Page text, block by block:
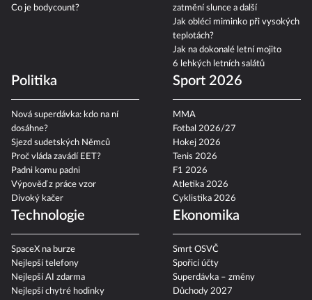
Co je bodycount?
zatmění slunce a další
Jak obléci miminko při vysokých
teplotách?
Jak na dokonalé letní mojito
6 lehkých letních salátů
Politika
Nová superdávka: kdo na ní
dosáhne?
Sjezd sudetských Němců
Proč vláda zavádí EET?
Padni komu padni
Výpověď z práce vzor
Divoký kačer
Sport 2026
MMA
Fotbal 2026/27
Hokej 2026
Tenis 2026
F1 2026
Atletika 2026
Cyklistika 2026
Technologie
SpaceX na burze
Nejlepší telefony
Nejlepší AI zdarma
Nejlepší chytré hodinky
Ekonomika
Smrt OSVČ
Spořicí účty
Superdávka – změny
Důchody 2027